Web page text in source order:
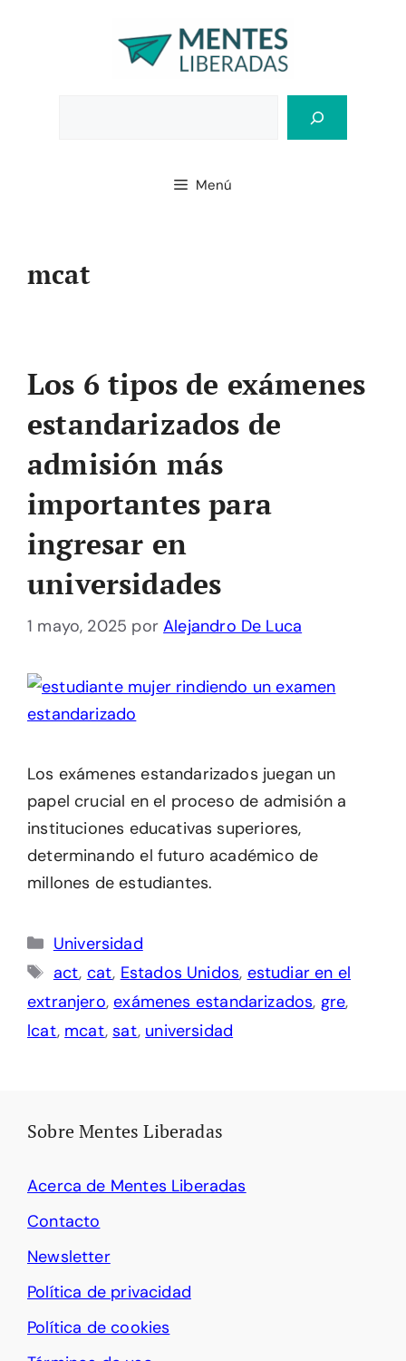
Menú
mcat
Los 6 tipos de exámenes
estandarizados de
admisión más
importantes para
ingresar en
universidades
1 mayo, 2025 porAlejandro De Luca
Los exámenes estandarizados juegan un
papel crucial en el proceso de admisión a
instituciones educativas superiores,
determinando el futuro académico de
millones de estudiantes.
Categorías
Universidad
Etiquetas
act, cat, Estados Unidos, estudiar en el
extranjero,exámenes estandarizados, gre,
lcat, mcat,sat, universidad
Sobre Mentes Liberadas
Acerca de Mentes Liberadas
Contacto
Newsletter
Política de privacidad
Política de cookies